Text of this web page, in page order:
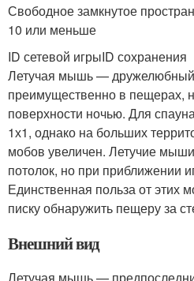
Свободное замкнутое
10 или меньше
ID сетевой игрыID сохранения
Летучая мышь — дружелюбный
преимущественно в пещерах,
поверхности ночью. Для
1х1, однако на больших
мобов увеличен. Летучие
потолок, но при приближении
Единственная польза от
писку обнаружить пещеру за
Внешний вид
Летучая мышь —